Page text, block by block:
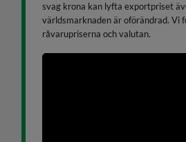
svag krona kan lyfta exportpriset
världsmarknaden är oförändrad. Vi
råvarupriserna och valutan.